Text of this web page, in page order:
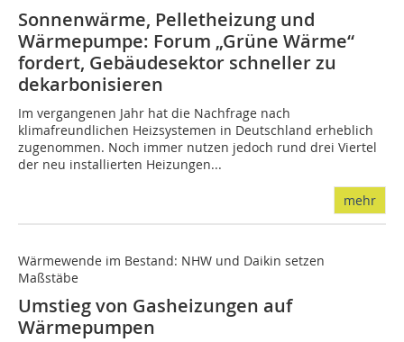
Sonnenwärme, Pelletheizung und
Wärmepumpe: Forum „Grüne Wärme“
fordert, Gebäudesektor schneller zu
dekarbonisieren
Im vergangenen Jahr hat die Nachfrage nach
klimafreundlichen Heizsystemen in Deutschland erheblich
zugenommen. Noch immer nutzen jedoch rund drei Viertel
der neu installierten Heizungen...
mehr
Wärmewende im Bestand: NHW und Daikin setzen
Maßstäbe
Umstieg von Gasheizungen auf
Wärmepumpen